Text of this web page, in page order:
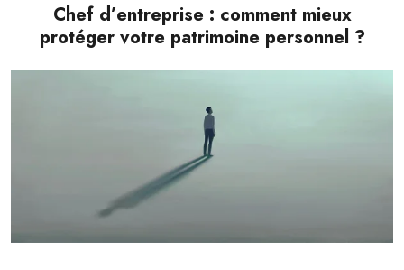
Chef d’entreprise : comment mieux
protéger votre patrimoine personnel ?